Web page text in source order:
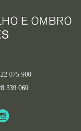
075 900
339 060